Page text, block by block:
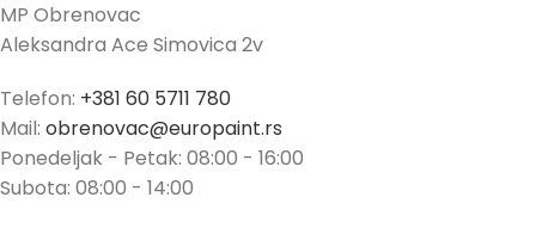
MP Obrenovac
Aleksandra Ace Simovica 2v
Telefon: +381 60 5711 780
Mail: obrenovac@europaint.rs
Ponedeljak - Petak: 08:00 - 16:00
Subota: 08:00 - 14:00